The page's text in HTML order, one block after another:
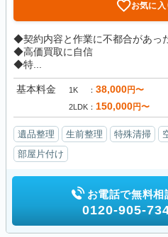
お気に入
◆契約内容と作業に不都合があっ
◆高価買取に自信
◆特...
基本料金 1K 38,000円〜
2LDK 150,000円〜
遺品整理 生前整理 特殊清掃
部屋片付け
お電話で無料相
0120-905-